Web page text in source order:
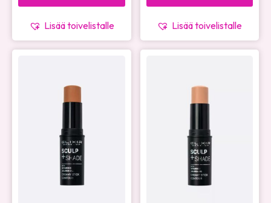
Lisää toivelistalle Lisää toivelistalle